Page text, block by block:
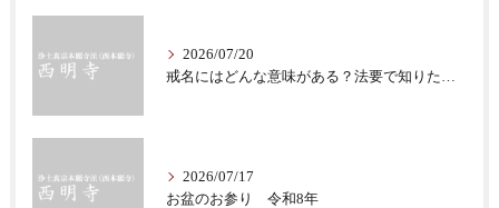
2026/07/20
戒名にはどんな意味がある？法要で知りたい仏教の心
2026/07/17
お盆のお参り 令和8年